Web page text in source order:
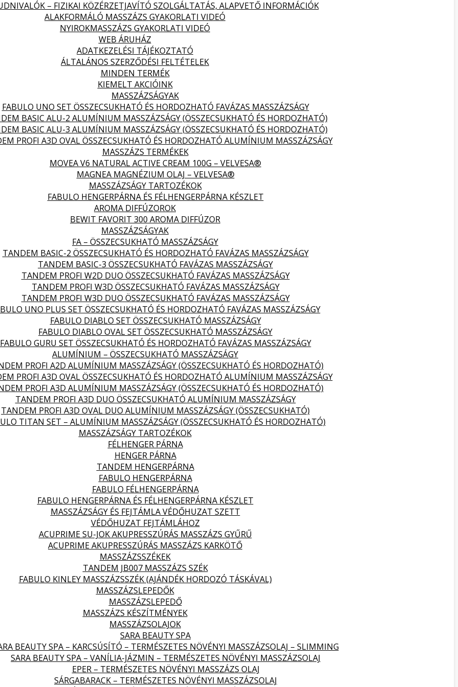
– FIZIKAI KÖZÉRZETJAVÍTÓ SZOLGÁLTATÁS, ALAPVETŐ INFORMÁCIÓK
ALAKFORMÁLÓ MASSZÁZS GYAKORLATI VIDEÓ
NYIROKMASSZÁZS GYAKORLATI VIDEÓ
WEB ÁRUHÁZ
ADATKEZELÉSI TÁJÉKOZTATÓ
ÁLTALÁNOS SZERZŐDÉSI FELTÉTELEK
MINDEN TERMÉK
KIEMELT AKCIÓINK
MASSZÁZSÁGYAK
FABULO UNO SET ÖSSZECSUKHATÓ ÉS HORDOZHATÓ FAVÁZAS MASSZÁZSÁGY
BASIC ALU-2 ALUMÍNIUM MASSZÁZSÁGY (ÖSSZECSUKHATÓ ÉS HORDOZHATÓ)
BASIC ALU-3 ALUMÍNIUM MASSZÁZSÁGY (ÖSSZECSUKHATÓ ÉS HORDOZHATÓ)
PROFI A3D OVAL ÖSSZECSUKHATÓ ÉS HORDOZHATÓ ALUMÍNIUM MASSZÁZSÁGY
MASSZÁZS TERMÉKEK
MOVEA V6 NATURAL ACTIVE CREAM 100G – VELVESA®
MAGNEA MAGNÉZIUM OLAJ – VELVESA®
MASSZÁZSÁGY TARTOZÉKOK
FABULO HENGERPÁRNA ÉS FÉLHENGERPÁRNA KÉSZLET
AROMA DIFFÚZOROK
BEWIT FAVORIT 300 AROMA DIFFÚZOR
MASSZÁZSÁGYAK
FA – ÖSSZECSUKHATÓ MASSZÁZSÁGY
TANDEM BASIC-2 ÖSSZECSUKHATÓ ÉS HORDOZHATÓ FAVÁZAS MASSZÁZSÁGY
TANDEM BASIC-3 ÖSSZECSUKHATÓ FAVÁZAS MASSZÁZSÁGY
TANDEM PROFI W2D DUO ÖSSZECSUKHATÓ FAVÁZAS MASSZÁZSÁGY
TANDEM PROFI W3D ÖSSZECSUKHATÓ FAVÁZAS MASSZÁZSÁGY
TANDEM PROFI W3D DUO ÖSSZECSUKHATÓ FAVÁZAS MASSZÁZSÁGY
UNO PLUS SET ÖSSZECSUKHATÓ ÉS HORDOZHATÓ FAVÁZAS MASSZÁZSÁGY
FABULO DIABLO SET ÖSSZECSUKHATÓ MASSZÁZSÁGY
FABULO DIABLO OVAL SET ÖSSZECSUKHATÓ MASSZÁZSÁGY
FABULO GURU SET ÖSSZECSUKHATÓ ÉS HORDOZHATÓ FAVÁZAS MASSZÁZSÁGY
ALUMÍNIUM – ÖSSZECSUKHATÓ MASSZÁZSÁGY
PROFI A2D ALUMÍNIUM MASSZÁZSÁGY (ÖSSZECSUKHATÓ ÉS HORDOZHATÓ)
PROFI A3D OVAL ÖSSZECSUKHATÓ ÉS HORDOZHATÓ ALUMÍNIUM MASSZÁZSÁGY
PROFI A3D ALUMÍNIUM MASSZÁZSÁGY (ÖSSZECSUKHATÓ ÉS HORDOZHATÓ)
TANDEM PROFI A3D DUO ÖSSZECSUKHATÓ ALUMÍNIUM MASSZÁZSÁGY
TANDEM PROFI A3D OVAL DUO ALUMÍNIUM MASSZÁZSÁGY (ÖSSZECSUKHATÓ)
TITAN SET – ALUMÍNIUM MASSZÁZSÁGY (ÖSSZECSUKHATÓ ÉS HORDOZHATÓ)
MASSZÁZSÁGY TARTOZÉKOK
FÉLHENGER PÁRNA
HENGER PÁRNA
TANDEM HENGERPÁRNA
FABULO HENGERPÁRNA
FABULO FÉLHENGERPÁRNA
FABULO HENGERPÁRNA ÉS FÉLHENGERPÁRNA KÉSZLET
MASSZÁZSÁGY ÉS FEJTÁMLA VÉDŐHUZAT SZETT
VÉDŐHUZAT FEJTÁMLÁHOZ
ACUPRIME SU-JOK AKUPRESSZÚRÁS MASSZÁZS GYŰRŰ
ACUPRIME AKUPRESSZÚRÁS MASSZÁZS KARKÖTŐ
MASSZÁZSSZÉKEK
TANDEM JB007 MASSZÁZS SZÉK
FABULO KINLEY MASSZÁZSSZÉK (AJÁNDÉK HORDOZÓ TÁSKÁVAL)
MASSZÁZSLEPEDŐK
MASSZÁZSLEPEDŐ
MASSZÁZS KÉSZÍTMÉNYEK
MASSZÁZSOLAJOK
SARA BEAUTY SPA
BEAUTY SPA – KARCSÚSÍTÓ – TERMÉSZETES NÖVÉNYI MASSZÁZSOLAJ – SLIMMING
SARA BEAUTY SPA – VANÍLIA-JÁZMIN – TERMÉSZETES NÖVÉNYI MASSZÁZSOLAJ
EPER – TERMÉSZETES NÖVÉNYI MASSZÁZS OLAJ
SÁRGABARACK – TERMÉSZETES NÖVÉNYI MASSZÁZSOLAJ